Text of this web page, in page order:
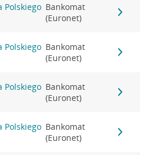
Polskiego Bankomat
(Euronet)
Polskiego Bankomat
(Euronet)
Polskiego Bankomat
(Euronet)
Polskiego Bankomat
(Euronet)